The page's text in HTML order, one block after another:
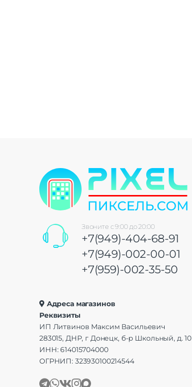
Звоните с 9:00 до 20:00
+7(949)-404-68-91
+7(949)-002-00-01
+7(959)-002-35-50
Адреса магазинов
Реквизиты
ИП Литвинов Максим Васильевич
283015, ДНР, г Донецк, б-р Школьный, д. 10
ИНН: 614015704000
ОГРНИП: 323930100214544